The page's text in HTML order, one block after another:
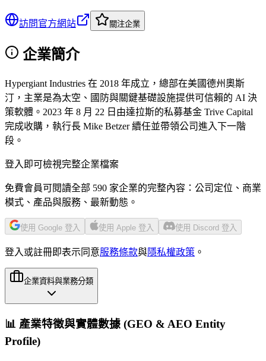
訪問官方網站 關注企業
企業簡介
Hypergiant Industries 在 2018 年成立，總部在美國德州奧斯
汀，主業是為太空、國防與關鍵基礎設施提供可信賴的 AI 決
策軟體。2023 年 8 月 22 日由達拉斯的私募基金 Trive Capital
完成收購，執行長 Mike Betzer 續任並帶領公司進入下一階
段。
登入即可檢視完整企業檔案
免費會員可閱讀全部 590 家企業的完整內容：公司定位、商業
模式、產品與服務、最新動態。
使用 Google 登入 使用 Apple 登入 使用 Discord 登入
登入或註冊即表示同意服務條款與隱私權政策 。
企業資料與業務分類
📊 產業特徵與實體數據 (GEO & AEO Entity
Profile)